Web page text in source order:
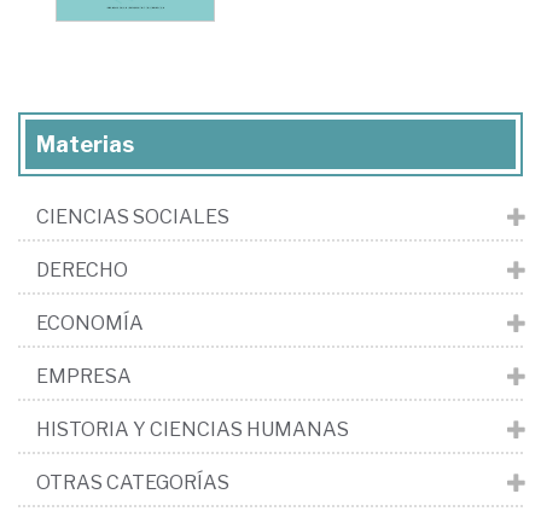
Materias
CIENCIAS SOCIALES
DERECHO
ECONOMÍA
EMPRESA
HISTORIA Y CIENCIAS HUMANAS
OTRAS CATEGORÍAS